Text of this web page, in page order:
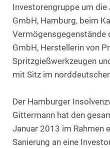
Investorengruppe um
GmbH, Hamburg, beim
Vermögensgegenstände
GmbH, Herstellerin von
Spritzgießwerkzeugen
mit Sitz im
Der Hamburger
Gittermann hat den
Januar 2013 im Rahmen
Sanierung an eine